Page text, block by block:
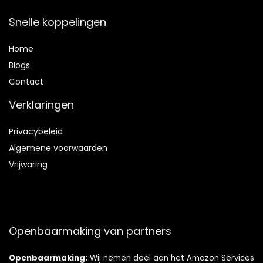
Snelle koppelingen
Home
Blogs
Contact
Verklaringen
Privacybeleid
Algemene voorwaarden
Vrijwaring
Openbaarmaking van partners
Openbaarmaking: Wij nemen deel aan het Amazon Services